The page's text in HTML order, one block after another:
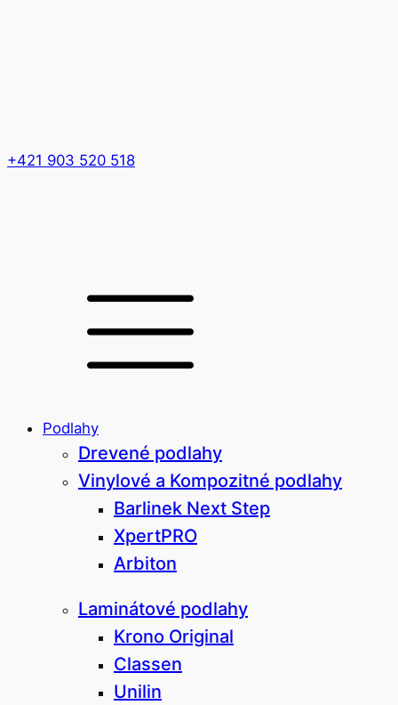
+421 903 520 518
Podlahy
Drevené podlahy
Vinylové a Kompozitné podlahy
Barlinek Next Step
XpertPRO
Arbiton
Laminátové podlahy
Krono Original
Classen
Unilin